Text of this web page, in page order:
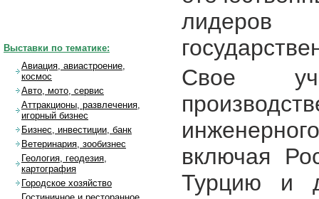
лидеров
Свое
включая
Турцию и
Выставки по тематике:
Авиация, авиастроение,
космос
Авто, мото, сервис
Аттракционы, развлечения,
игорный бизнес
Бизнес, инвестиции, банк
Ветеринария, зообизнес
Геология, геодезия,
картография
Городское хозяйство